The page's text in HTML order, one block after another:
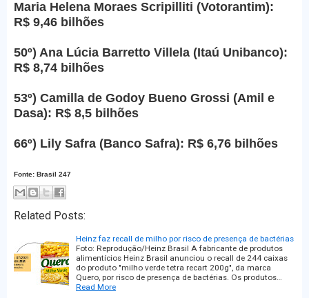
Maria Helena Moraes Scripilliti (Votorantim):
R$ 9,46 bilhões
50º) Ana Lúcia Barretto Villela (Itaú Unibanco):
R$ 8,74 bilhões
53º) Camilla de Godoy Bueno Grossi (Amil e
Dasa): R$ 8,5 bilhões
66º) Lily Safra (Banco Safra): R$ 6,76 bilhões
Fonte: Brasil 247
Related Posts:
Heinz faz recall de milho por risco de presença de bactérias
Foto: Reprodução/Heinz Brasil A fabricante de produtos
alimentícios Heinz Brasil anunciou o recall de 244 caixas
do produto "milho verde tetra recart 200g", da marca
Quero, por risco de presença de bactérias. Os produtos…
Read More